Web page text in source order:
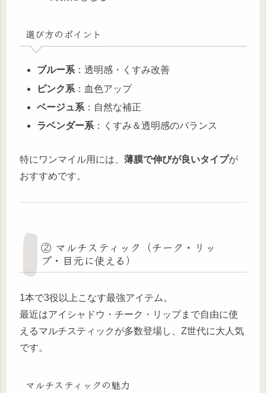
選び方のポイント
ブルー系：透明感・くすみ改善
ピンク系 ：血色アップ
ベージュ系 ：自然な補正
ラベンダー系 ：くすみ＆透明感のバランス
特にワンマイル用には、 薄膜で伸びが良いタイプが
おすすめです。
② マルチスティック（チーク・リッ
プ・目元に使える）
1本で3役以上こなす最強アイテム。
最近はアイシャドウ・チーク・リップまで自由に使
えるマルチスティックが多数登場し、Z世代に大人気
です。
マルチスティックの魅力